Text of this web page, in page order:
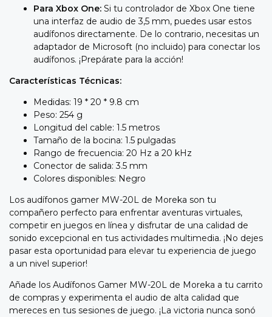
Para Xbox One: Si tu controlador de Xbox One tiene
una interfaz de audio de 3,5 mm, puedes usar estos
audífonos directamente. De lo contrario, necesitas un
adaptador de Microsoft (no incluido) para conectar los
audífonos. ¡Prepárate para la acción!
Características Técnicas:
Medidas: 19 * 20 * 9.8 cm
Peso: 254 g
Longitud del cable: 1.5 metros
Tamaño de la bocina: 1.5 pulgadas
Rango de frecuencia: 20 Hz a 20 kHz
Conector de salida: 3.5 mm
Colores disponibles: Negro
Los audífonos gamer MW-20L de Moreka son tu
compañero perfecto para enfrentar aventuras virtuales,
competir en juegos en línea y disfrutar de una calidad de
sonido excepcional en tus actividades multimedia. ¡No dejes
pasar esta oportunidad para elevar tu experiencia de juego
a un nivel superior!
Añade los Audífonos Gamer MW-20L de Moreka a tu carrito
de compras y experimenta el audio de alta calidad que
mereces en tus sesiones de juego. ¡La victoria nunca sonó